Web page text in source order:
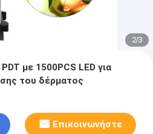
2/3
με 1500PCS LED για
του δέρματος
Επικοινωνήστε